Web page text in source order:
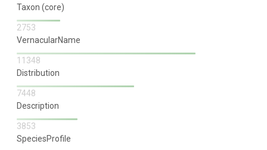
Taxon (core)
2753
VernacularName
11348
Distribution
7448
Description
3853
SpeciesProfile